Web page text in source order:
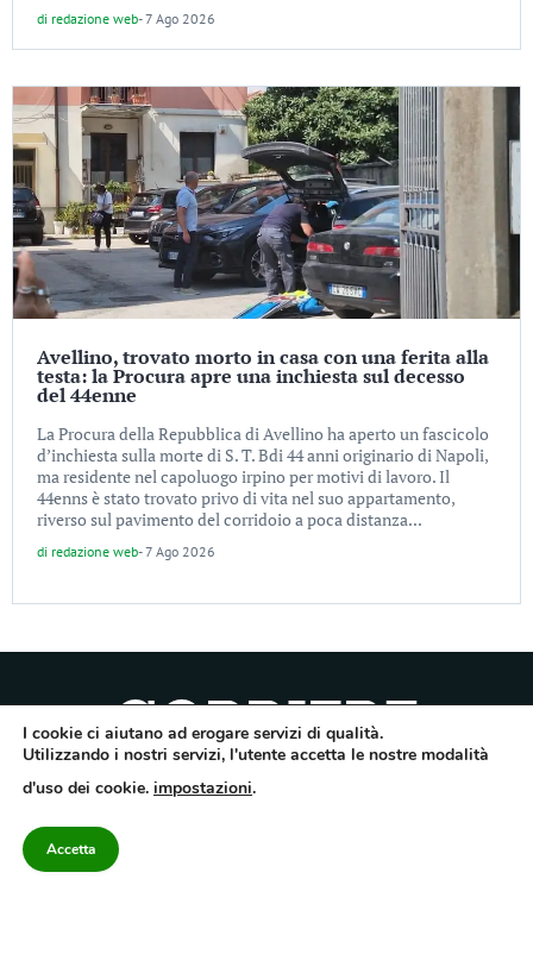
di redazione web-7 Ago 2026
Avellino, trovato morto in casa con una ferita alla
testa: la Procura apre una inchiesta sul decesso
del 44enne
La Procura della Repubblica di Avellino ha aperto un fascicolo
d’inchiesta sulla morte di S. T. Bdi 44 anni originario di Napoli,
ma residente nel capoluogo irpino per motivi di lavoro. Il
44enns è stato trovato privo di vita nel suo appartamento,
riverso sul pavimento del corridoio a poca distanza...
di redazione web-7 Ago 2026
10/9/2012. Iscritto nel Registro Operatori di Comunicazione al n.7671
Avellino – Cap.Soc. 20.000 € – REA 187346 – PI/CF. Reg. naz. stampa 10218/99
I cookie ci aiutano ad erogare servizi di qualità.
Utilizzando i nostri servizi, l'utente accetta le nostre modalità
d'uso dei cookie. impostazioni.
Accetta